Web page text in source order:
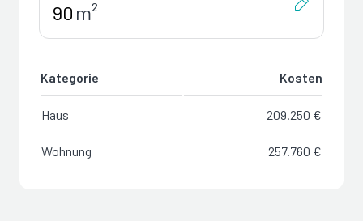
m²
Kategorie Kosten
Haus 209.250 €
Wohnung 257.760 €